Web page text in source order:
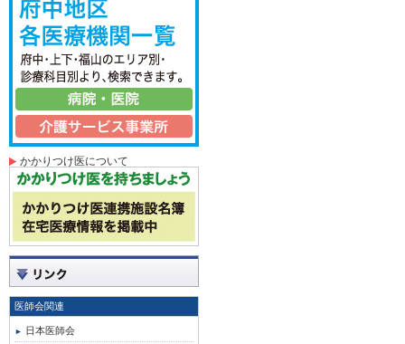
かかりつけ医について
医師会関連
日本医師会